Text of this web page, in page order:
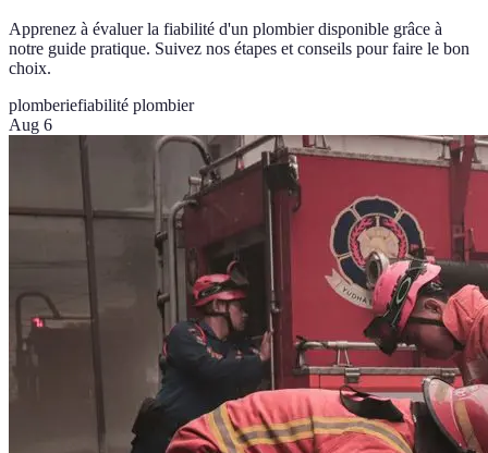
Apprenez à évaluer la fiabilité d'un plombier disponible grâce à
notre guide pratique. Suivez nos étapes et conseils pour faire le bon
choix.
plomberiefiabilité plombier
Aug 6